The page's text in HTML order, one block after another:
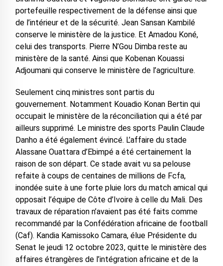
portefeuille respectivement de la défense ainsi que
de l’intérieur et de la sécurité. Jean Sansan Kambilé
conserve le ministère de la justice. Et Amadou Koné,
celui des transports. Pierre N’Gou Dimba reste au
ministère de la santé. Ainsi que Kobenan Kouassi
Adjoumani qui conserve le ministère de l’agriculture.
Seulement cinq ministres sont partis du
gouvernement. Notamment Kouadio Konan Bertin qui
occupait le ministère de la réconciliation qui a été par
ailleurs supprimé. Le ministre des sports Paulin Claude
Danho a été également évincé. L’affaire du stade
Alassane Ouattara d’Ebimpé a été certainement la
raison de son départ. Ce stade avait vu sa pelouse
refaite à coups de centaines de millions de Fcfa,
inondée suite à une forte pluie lors du match amical qui
opposait l’équipe de Côte d’Ivoire à celle du Mali. Des
travaux de réparation n’avaient pas été faits comme
recommandé par la Confédération africaine de football
(Caf). Kandia Kamissoko Camara, élue Présidente du
Senat le jeudi 12 octobre 2023, quitte le ministère des
affaires étrangères de l’intégration africaine et de la